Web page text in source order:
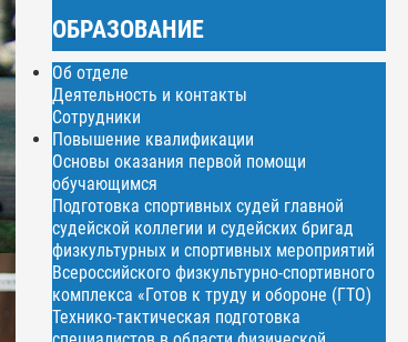
ОБРАЗОВАНИЕ
Об отделе
Деятельность и контакты
Сотрудники
Повышение квалификации
Основы оказания первой помощи
обучающимся
Подготовка спортивных судей главной
судейской коллегии и судейских бригад
физкультурных и спортивных мероприятий
Всероссийского физкультурно-спортивного
комплекса «Готов к труду и обороне (ГТО)
Технико-тактическая подготовка